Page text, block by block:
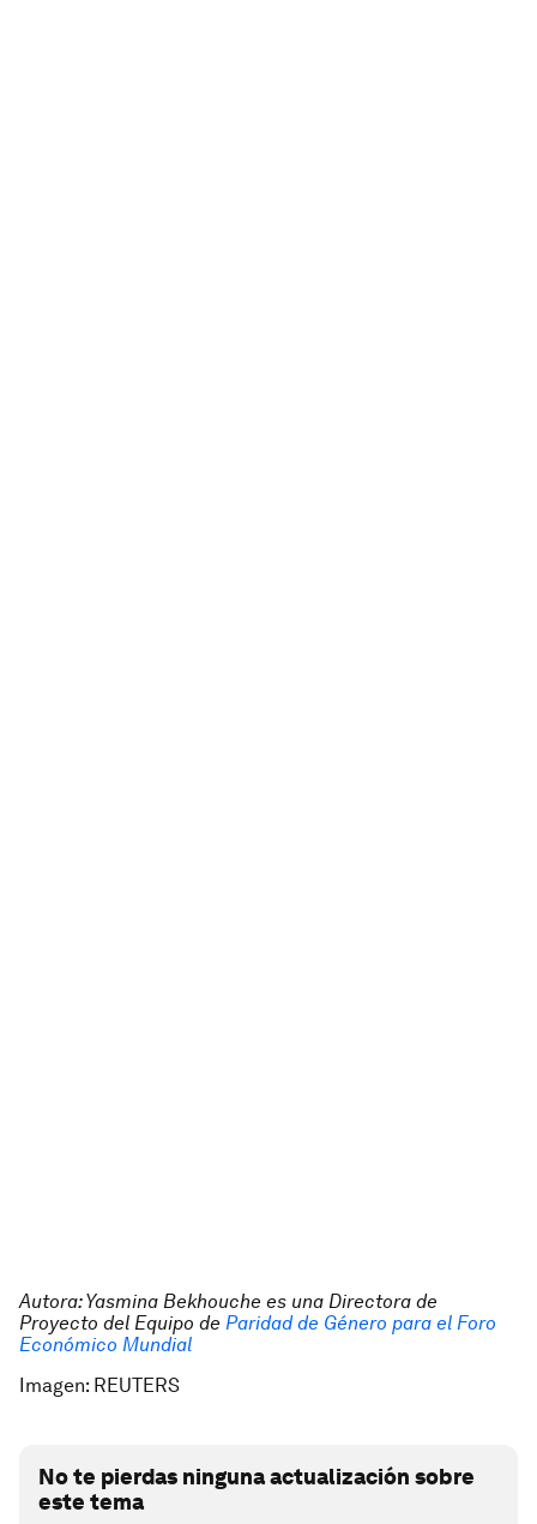
Autora: Yasmina Bekhouche es una Directora de
Proyecto del Equipo de Paridad de Género para el Foro
Económico Mundial
Imagen: REUTERS
No te pierdas ninguna actualización sobre
este tema